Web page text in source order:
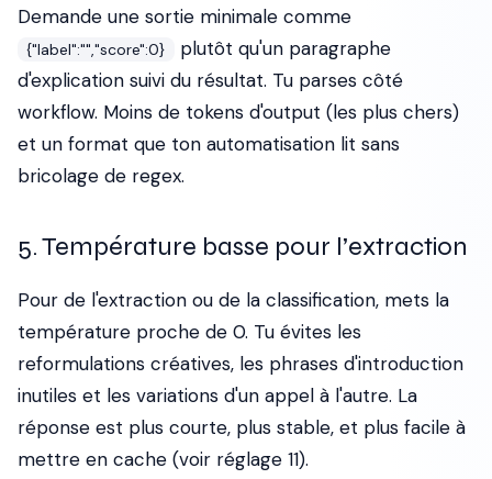
Demande une sortie minimale comme
{"label":"","score":0}
plutôt qu'un paragraphe
d'explication suivi du résultat. Tu parses côté
workflow. Moins de tokens d'output (les plus chers)
et un format que ton automatisation lit sans
bricolage de regex.
5. Température basse pour l’extraction
Pour de l'extraction ou de la classification, mets la
température proche de 0. Tu évites les
reformulations créatives, les phrases d'introduction
inutiles et les variations d'un appel à l'autre. La
réponse est plus courte, plus stable, et plus facile à
mettre en cache (voir réglage 11).